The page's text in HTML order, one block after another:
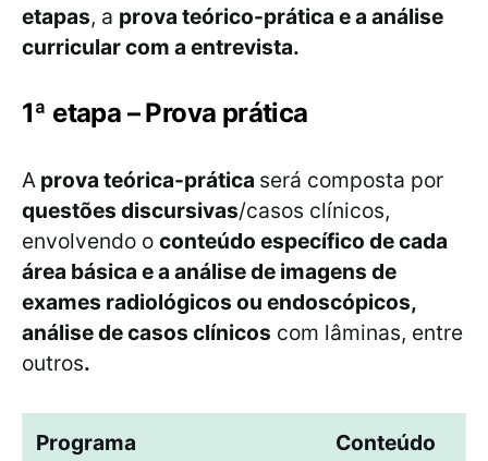
etapas, a prova teórico-prática e a análise
curricular com a entrevista.
1ª etapa – Prova prática
A prova teórica-prática será composta por
questões discursivas/casos clínicos,
envolvendo o conteúdo específico de cada
área básica e a análise de imagens de
exames radiológicos ou endoscópicos,
análise de casos clínicos com lâminas, entre
outros.
Programa Conteúdo